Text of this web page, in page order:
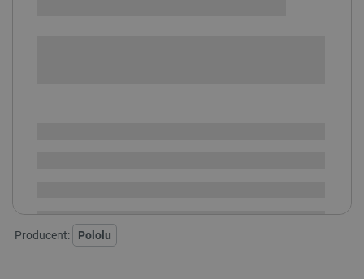
Producent: Pololu